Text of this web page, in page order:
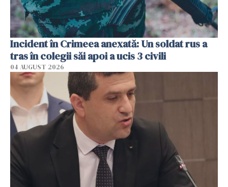
Incident în Crimeea anexată: Un soldat rus a
tras în colegii săi apoi a ucis 3 civili
04 AUGUST 2026